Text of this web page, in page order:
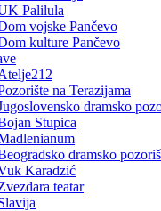
Palilula
vojske Pančevo
kulture Pančevo
na Terazijama
dramsko
Stupica
dramsko
Karadzić
teatar